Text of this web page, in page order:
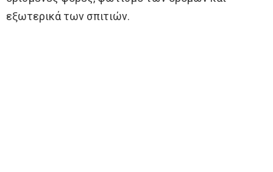
εξωτερικά των σπιτιών.